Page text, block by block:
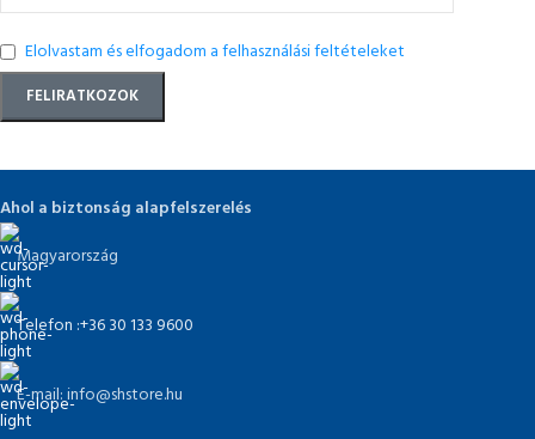
Elolvastam és elfogadom a felhasználási feltételeket
Ahol a biztonság alapfelszerelés
Magyarország
Telefon :+36 30 133 9600
E-mail: info@shstore.hu